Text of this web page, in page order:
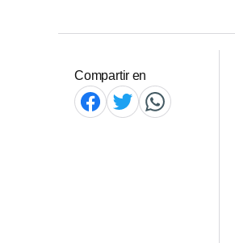
Compartir en